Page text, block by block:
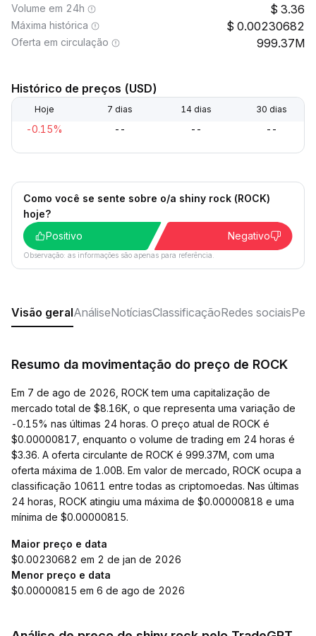
Volume em 24h 3.36
Máxima histórica 0.00230682
Oferta em circulação 999.37M
Histórico de preços (USD)
Hoje 7 dias 14 dias 30 dias
-0.15% -- -- --
Como você se sente sobre o/a shiny rock (ROCK)
hoje?
Positivo
Negativo
Observação: as informações são apenas para referência.
Visão geralAnáliseNotíciasClassificaçãoRedes sociais
Resumo da movimentação do preço de ROCK
Em 7 de ago de 2026, ROCK tem uma capitalização de
mercado total de $8.16K, o que representa uma variação de
-0.15% nas últimas 24 horas. O preço atual de ROCK é
$0.00000817, enquanto o volume de trading em 24 horas é
$3.36. A oferta circulante de ROCK é 999.37M, com uma
oferta máxima de 1.00B. Em valor de mercado, ROCK ocupa a
classificação 10611 entre todas as criptomoedas. Nas últimas
24 horas, ROCK atingiu uma máxima de $0.00000818 e uma
mínima de $0.00000815.
Maior preço e data
$0.00230682 em 2 de jan de 2026
Menor preço e data
$0.00000815 em 6 de ago de 2026